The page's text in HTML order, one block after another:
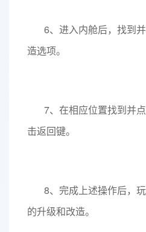
6、进入内舱后，找到
造选项。
7、在相应位置找到并
击返回键。
8、完成上述操作后，
的升级和改造。